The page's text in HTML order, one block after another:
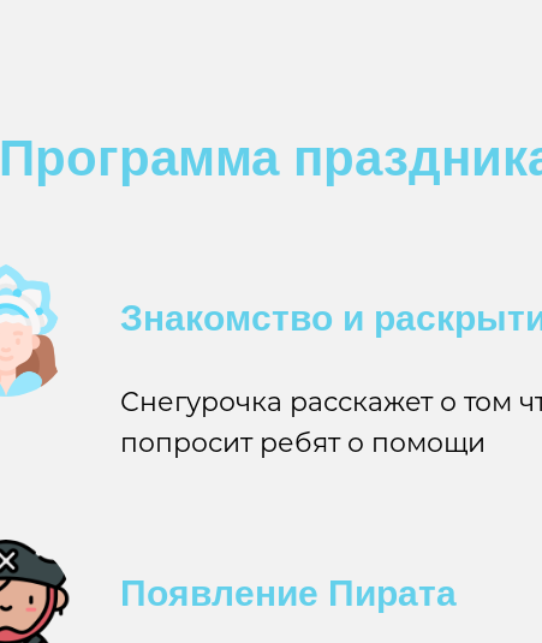
Программа
Знакомство и
Снегурочка расскажет о том
попросит ребят о помощи
Появление Пирата